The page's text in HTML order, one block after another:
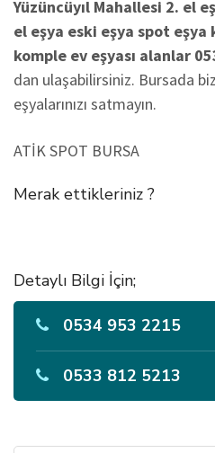
Yüzüncüyıl Mahallesi 2. el
el eşya eski eşya spot eşya
komple ev eşyası alanlar
dan ulaşabilirsiniz. Bursada
eşyalarınızı satmayın.
ATİK SPOT BURSA
Merak ettikleriniz ?
Detaylı Bilgi İçin;
0534 953 2215
0533 812 5213